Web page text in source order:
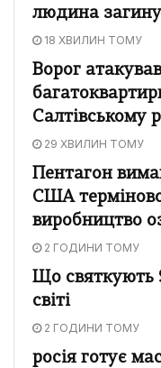
людина
18 ХВИЛИН ТОМУ
Ворог
Салтівському
29 ХВИЛИН ТОМУ
Пентагон
США
виробництво
2 ГОДИНИ ТОМУ
Що святкують
світі
2 ГОДИНИ ТОМУ
росія готує